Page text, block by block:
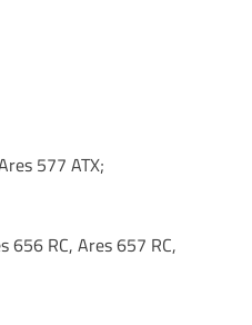
577 ATX;
656 RC, Ares 657 RC,